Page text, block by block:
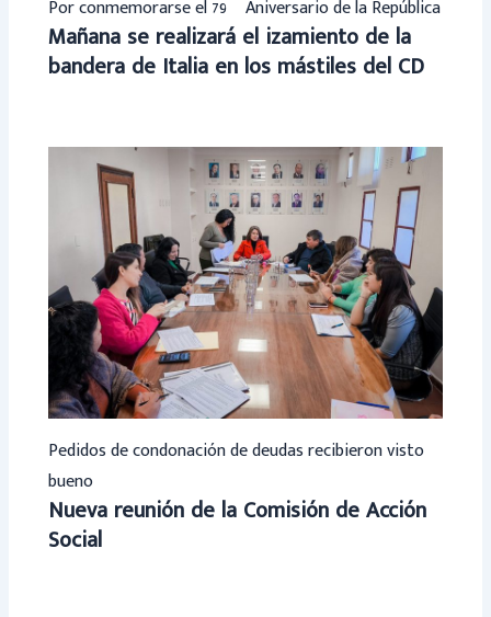
Por conmemorarse el 79º Aniversario de la República
Mañana se realizará el izamiento de la
bandera de Italia en los mástiles del CD
Pedidos de condonación de deudas recibieron visto
bueno
Nueva reunión de la Comisión de Acción
Social